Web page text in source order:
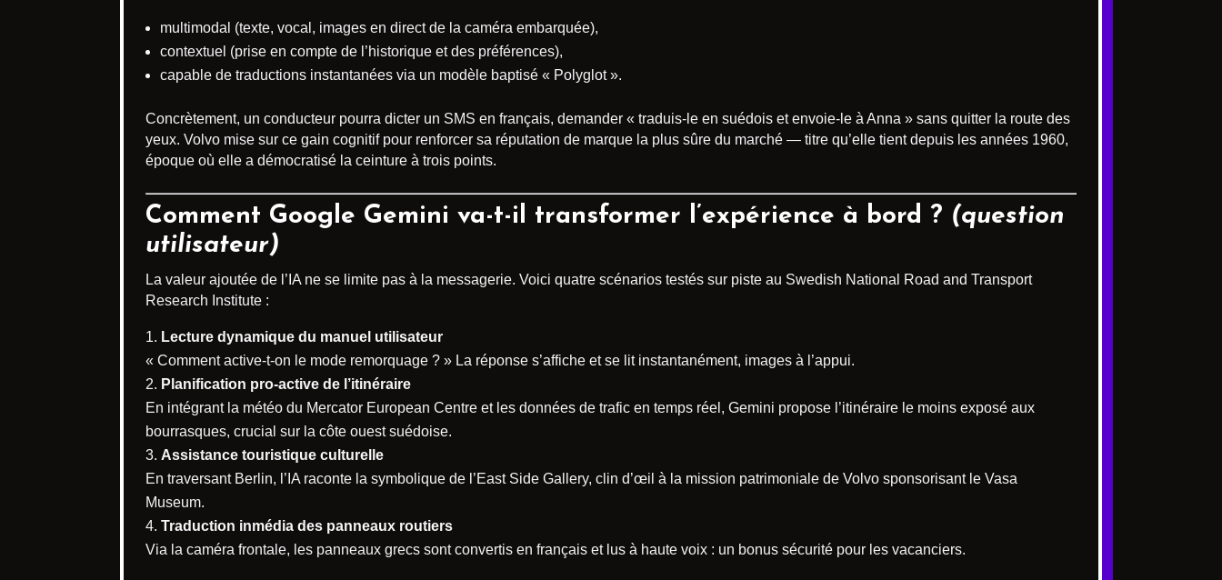
multimodal (texte, vocal, images en direct de la caméra embarquée),
contextuel (prise en compte de l’historique et des préférences),
capable de traductions instantanées via un modèle baptisé « Polyglot ».
Concrètement, un conducteur pourra dicter un SMS en français, demander « traduis-le en suédois et envoie-le à Anna » sans quitter la route des
yeux. Volvo mise sur ce gain cognitif pour renforcer sa réputation de marque la plus sûre du marché — titre qu’elle tient depuis les années 1960,
époque où elle a démocratisé la ceinture à trois points.
Comment Google Gemini va-t-il transformer l’expérience à bord ? (question
utilisateur)
La valeur ajoutée de l’IA ne se limite pas à la messagerie. Voici quatre scénarios testés sur piste au Swedish National Road and Transport
Research Institute :
Lecture dynamique du manuel utilisateur
« Comment active-t-on le mode remorquage ? » La réponse s’affiche et se lit instantanément, images à l’appui.
Planification pro-active de l’itinéraire
En intégrant la météo du Mercator European Centre et les données de trafic en temps réel, Gemini propose l’itinéraire le moins exposé aux
bourrasques, crucial sur la côte ouest suédoise.
Assistance touristique culturelle
En traversant Berlin, l’IA raconte la symbolique de l’East Side Gallery, clin d’œil à la mission patrimoniale de Volvo sponsorisant le Vasa
Museum.
Traduction inmédia des panneaux routiers
Via la caméra frontale, les panneaux grecs sont convertis en français et lus à haute voix : un bonus sécurité pour les vacanciers.